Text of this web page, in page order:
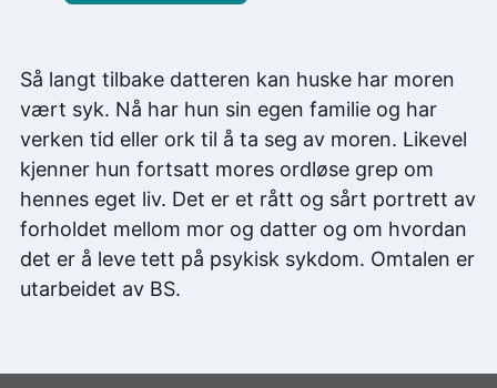
Så langt tilbake datteren kan huske har moren
vært syk. Nå har hun sin egen familie og har
verken tid eller ork til å ta seg av moren. Likevel
kjenner hun fortsatt mores ordløse grep om
hennes eget liv. Det er et rått og sårt portrett av
forholdet mellom mor og datter og om hvordan
det er å leve tett på psykisk sykdom. Omtalen er
utarbeidet av BS.